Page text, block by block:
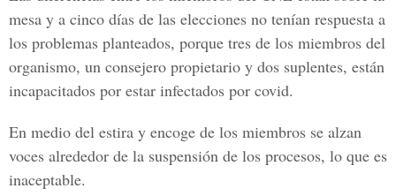
mesa y a cinco días de las elecciones no tenían respuesta a
los problemas planteados, porque tres de los miembros del
organismo, un consejero propietario y dos suplentes, están
incapacitados por estar infectados por covid.
En medio del estira y encoge de los miembros se alzan
voces alrededor de la suspensión de los procesos, lo que es
inaceptable.